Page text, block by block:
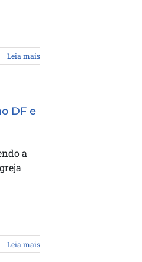
Leia mais
DF e
a
Leia mais